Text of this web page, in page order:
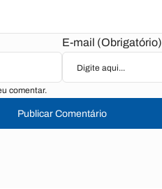
E-mail (Obrigatório)
comentar.
Publicar Comentário